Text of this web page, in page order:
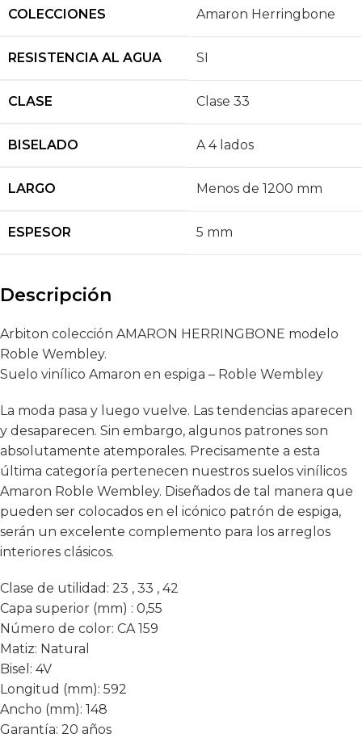
COLECCIONES Amaron Herringbone
RESISTENCIA AL AGUA SI
CLASE Clase 33
BISELADO A 4 lados
LARGO Menos de 1200 mm
ESPESOR 5 mm
Descripción
Arbiton colección AMARON HERRINGBONE modelo
Roble Wembley.
Suelo vinílico Amaron en espiga – Roble Wembley
La moda pasa y luego vuelve. Las tendencias aparecen
y desaparecen. Sin embargo, algunos patrones son
absolutamente atemporales. Precisamente a esta
última categoría pertenecen nuestros suelos vinílicos
Amaron Roble Wembley. Diseñados de tal manera que
pueden ser colocados en el icónico patrón de espiga,
serán un excelente complemento para los arreglos
interiores clásicos.
Clase de utilidad: 23 , 33 , 42
Capa superior (mm) : 0,55
Número de color: CA 159
Matiz: Natural
Bisel: 4V
Longitud (mm): 592
Ancho (mm): 148
Garantía: 20 años